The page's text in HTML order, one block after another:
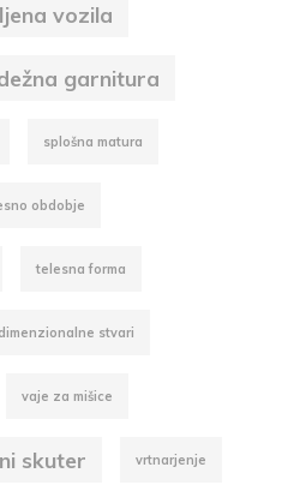
vozila
garnitura
splošna matura
obdobje
telesna forma
stvari
vaje za mišice
skuter vrtnarjenje